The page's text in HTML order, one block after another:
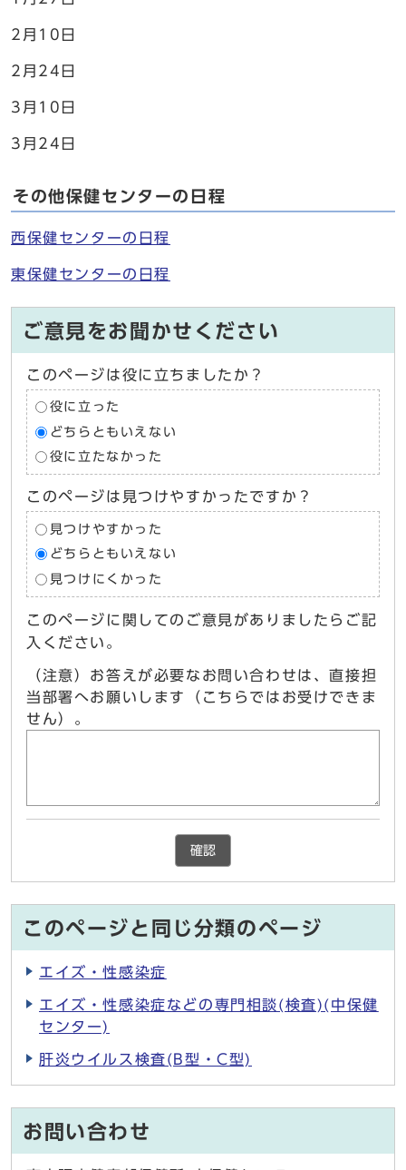
2月10日
2月24日
3月10日
3月24日
その他保健センターの日程
西保健センターの日程
東保健センターの日程
ご意見をお聞かせください
このページは役に立ちましたか？
役に立った
どちらともいえない
役に立たなかった
このページは見つけやすかったですか？
見つけやすかった
どちらともいえない
見つけにくかった
このページに関してのご意見がありましたらご記
入ください。
（注意）お答えが必要なお問い合わせは、直接担
当部署へお願いします（こちらではお受けできま
せん）。
確認
このページと同じ分類のページ
エイズ・性感染症
エイズ・性感染症などの専門相談(検査)(中保健
センター)
肝炎ウイルス検査(B型・C型)
お問い合わせ